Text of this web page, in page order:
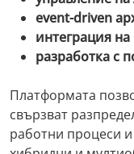
event-driven
интеграция
разработка с
Платформата
свързват
работни процеси